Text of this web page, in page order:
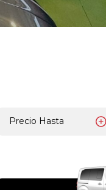
Precio Hasta